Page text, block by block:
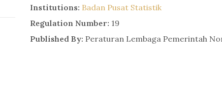
Institutions: Badan Pusat Statistik
Regulation Number: 19
Published By: Peraturan Lembaga Pemerintah